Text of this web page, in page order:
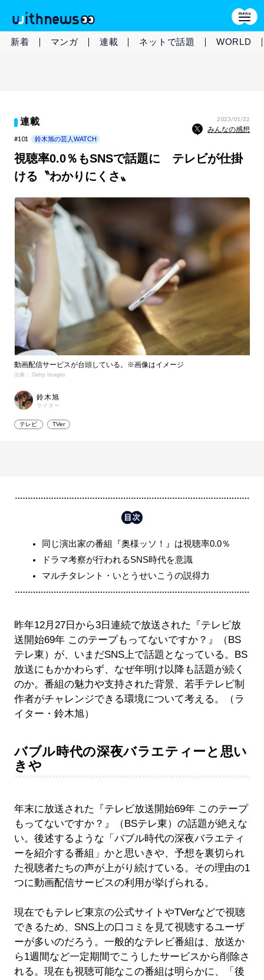
新着 マンガ 連載 ネットで話題 WORLD
連載 2023/01/22
みんなの感想
#101 鈴木旭の芸人WATCH
視聴率0.0％もSNSで話題に テレビが仕掛
ける〝わかりにくさ〟
動画配信サービスが台頭している。※画像はイメージ
出典： Getty Images
鈴木旭
ライター
テレビ TVer
同じ演出家の番組『奥様ッソ！』は視聴率0.0％
ドラマ考察が行われるSNS時代を意識
マルチタレント・いとうせいこうの説得力
昨年12月27日から3日連続で放送された『テレビ放
送開始69年 このテープもってないですか？』（BS
テレ東）が、いまだSNS上で話題となっている。BS
放送にもかかわらず、なぜ年明け以降も話題が続く
のか。番組の魅力や支持された背景、若手テレビ制
作者がチャレンジできる環境について考える。（ラ
イター・鈴木旭）
バブル時代の深夜バラエティーと思い
きや
年末に放送された『テレビ放送開始69年 このテープ
もってないですか？』（BSテレ東）の話題が絶えな
い。後述するような「バブル時代の深夜バラエティ
ーを紹介する番組」かと思いきや、予想を裏切られ
た視聴者たちの声が上がり続けている。その理由の1
つに動画配信サービスの利用が挙げられる。
現在でもテレビ東京の公式サイトやTVerなどで視聴
できるため、SNS上の口コミを見て視聴するユーザ
ーが多いのだろう。一般的なテレビ番組は、放送か
ら1週間など一定期間でこうしたサービスから削除さ
れる。現在も視聴可能なこの番組は明らかに、「後